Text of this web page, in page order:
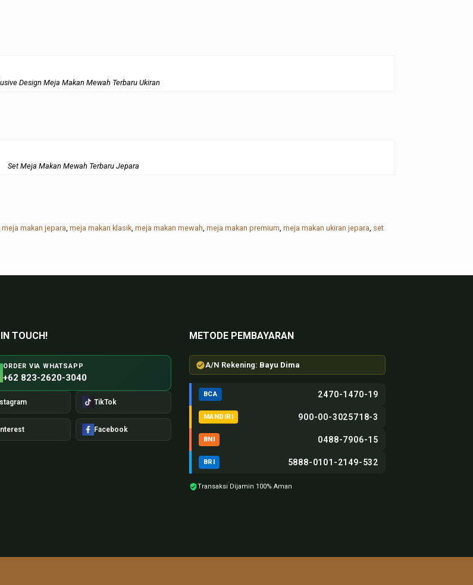
Design Meja Makan Mewah Terbaru Ukiran
Set Meja Makan Mewah Terbaru Jepara
meja makan jepara, meja makan klasik, meja makan mewah, meja makan premium, meja makan ukiran jepara, set
IN TOUCH!
ORDER VIA WHATSAPP
+62 823-2620-3040
TikTok
Facebook
METODE PEMBAYARAN
A/N Rekening: Bayu Dima
BCA 2470-1470-19
MANDIRI 900-00-3025718-3
BNI 0488-7906-15
BRI 5888-0101-2149-532
Transaksi Dijamin 100% Aman